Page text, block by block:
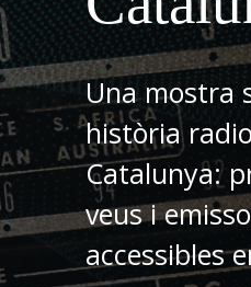
Una mostra
història
Catalunya:
veus i
accessibles